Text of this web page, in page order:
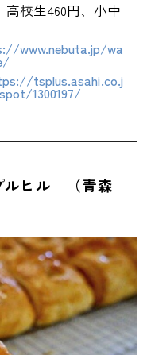
高校生460円、小中
www.nebuta.jp/wa
tsplus.asahi.co.j
1300197/
ルヒル （青森